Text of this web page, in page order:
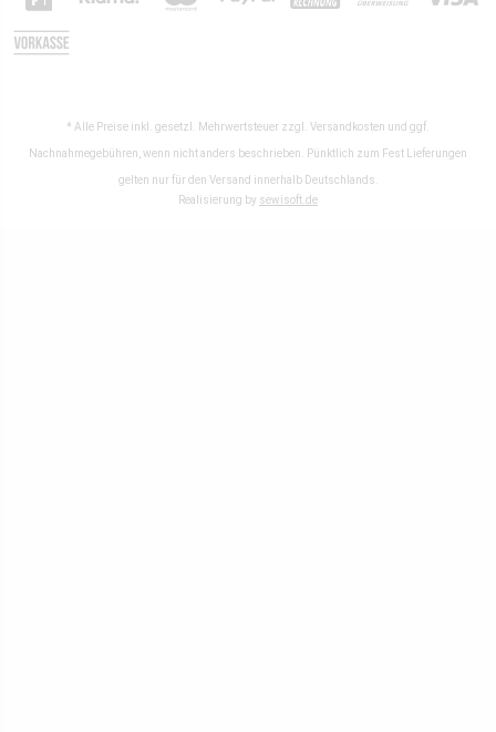
* Alle Preise inkl. gesetzl. Mehrwertsteuer zzgl. Versandkosten und ggf.
Nachnahmegebühren, wenn nicht anders beschrieben. Pünktlich zum Fest Lieferungen
gelten nur für den Versand innerhalb Deutschlands.
Realisierung by sewisoft.de